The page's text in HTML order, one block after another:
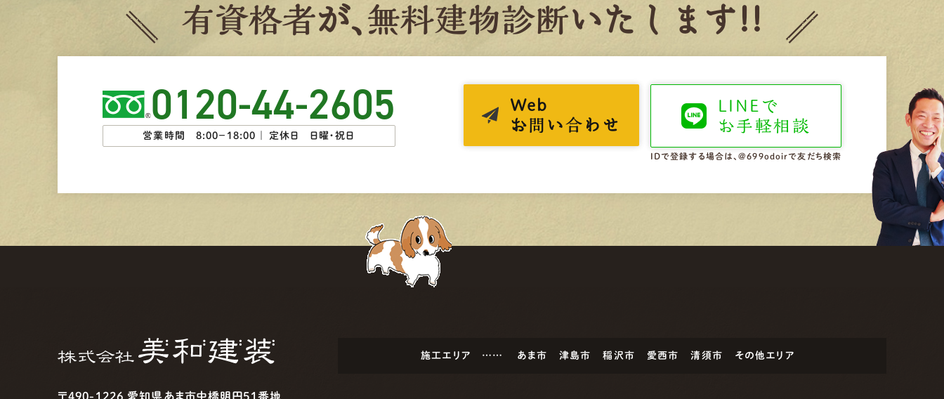
有資格者が、 無料建物診断いたします!!
0120-44-2605
営業時間 8:00−18:00 ｜ 定休日 日曜・祝日
Web
お問い合わせ
LINEで
お手軽相談
IDで登録する場合は、@699odoirで友だち検索
〒490-1226 愛知県あま市中橋明円51番地
施工エリア …… あま市 津島市 稲沢市 愛西市 清須市 その他エリア